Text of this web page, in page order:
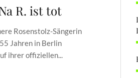
R. ist tot
Rosenstolz-Sängerin
Jahren in Berlin
ihrer offiziellen...